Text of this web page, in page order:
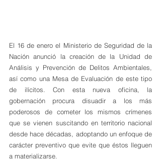
El 16 de enero el Ministerio de Seguridad de la
Nación anunció la creación de la Unidad de
Análisis y Prevención de Delitos Ambientales,
así como una Mesa de Evaluación de este tipo
de ilícitos. Con esta nueva oficina, la
gobernación procura disuadir a los más
poderosos de cometer los mismos crímenes
que se vienen suscitando en territorio nacional
desde hace décadas, adoptando un enfoque de
carácter preventivo que evite que éstos lleguen
a materializarse.